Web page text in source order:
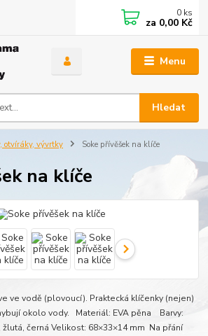
Menu
Hledat
0 ks
za 0,00 Kč
otvíráky, vývrtky Soke přívěšek na klíče
na klíče
ve vodě (plovoucí). Praktecká klíčenky (nejen)
okolo vody. Materiál: EVA pěna Barvy:
černá Velikost: 68×33×14 mm Na přání